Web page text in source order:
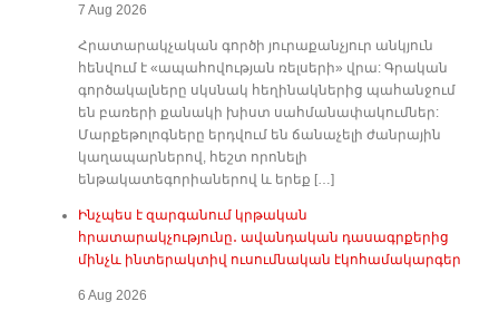
7 Aug 2026
Հրատարակչական գործի յուրաքանչյուր անկյուն
հենվում է «ապահովության ռելսերի» վրա: Գրական
գործակալները սկսնակ հեղինակներից պահանջում
են բառերի քանակի խիստ սահմանափակումներ:
Մարքեթոլոգները երդվում են ճանաչելի ժանրային
կաղապարներով, հեշտ որոնելի
ենթակատեգորիաներով և երեք […]
Ինչպես է զարգանում կրթական
հրատարակչությունը․ ավանդական դասագրքերից
մինչև ինտերակտիվ ուսումնական էկոհամակարգեր
6 Aug 2026